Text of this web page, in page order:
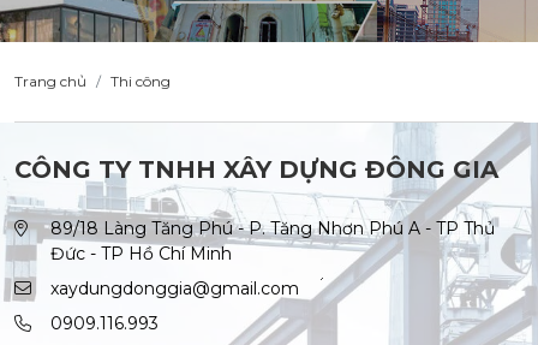
Trang chủ Thi công
CÔNG TY TNHH XÂY DỰNG ĐÔNG GIA
89/18 Làng Tăng Phú - P. Tăng Nhơn Phú A - TP Thủ
Đức - TP Hồ Chí Minh
xaydungdonggia@gmail.com
0909.116.993